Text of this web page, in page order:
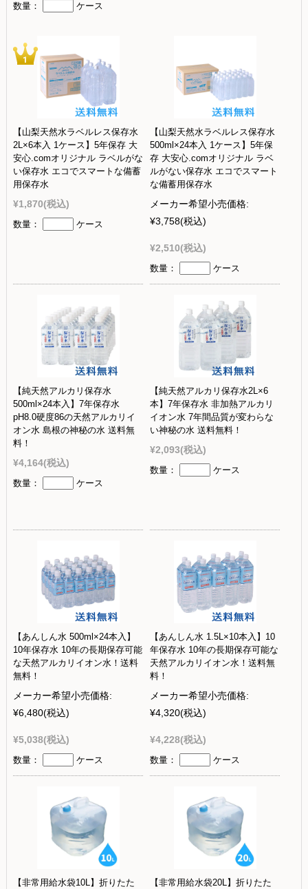
数量： ケース
【山梨天然水ラベルレス保存水
2L×6本入 1ケース】5年保存 大
安心.comオリジナル ラベルがな
い保存水 エコでスマートな備蓄
用保存水
¥1,870(税込)
数量： ケース
【山梨天然水ラベルレス保存水
500ml×24本入 1ケース】5年保
存 大安心.comオリジナル ラベ
ルがない保存水 エコでスマート
な備蓄用保存水
メーカー希望小売価格:
¥3,758(税込)
¥2,510(税込)
数量： ケース
【純天然アルカリ保存水
500ml×24本入】7年保存水
pH8.0硬度86の天然アルカリイ
オン水 島根の神秘の水 送料無
料！
¥4,164(税込)
数量： ケース
【純天然アルカリ保存水2L×6
本】7年保存水 非加熱アルカリ
イオン水 7年間品質が変わらな
い神秘の水 送料無料！
¥2,093(税込)
数量： ケース
【あんしん水 500ml×24本入】
10年保存水 10年の長期保存可能
な天然アルカリイオン水！送料
無料！
メーカー希望小売価格:
¥6,480(税込)
¥5,038(税込)
数量： ケース
【あんしん水 1.5L×10本入】10
年保存水 10年の長期保存可能な
天然アルカリイオン水！送料無
料！
メーカー希望小売価格:
¥4,320(税込)
¥4,228(税込)
数量： ケース
【非常用給水袋10L】折りたた
【非常用給水袋20L】折りたた